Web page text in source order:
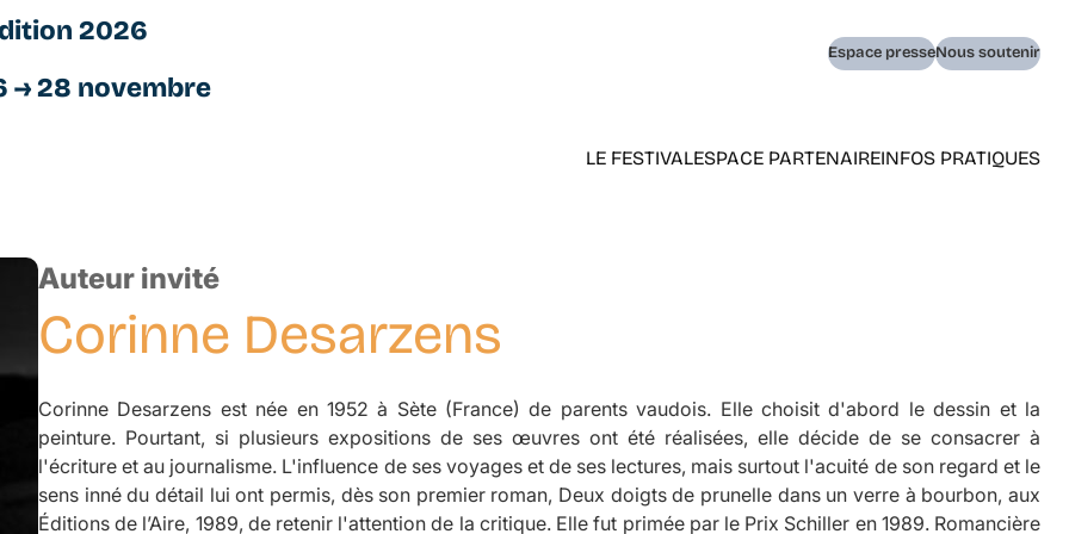
2026
→ 28 novembre
Navigation
LE FESTIVALESPACE PARTENAIREINFOS PRATIQUES
Navigation
Espace presseNous soutenir
Auteur invité
Corinne Desarzens
Corinne Desarzens est née en 1952 à Sète (France) de parents vaudois. Elle choisit d'abord le dessin et la
peinture. Pourtant, si plusieurs expositions de ses œuvres ont été réalisées, elle décide de se consacrer à
l'écriture et au journalisme. L'influence de ses voyages et de ses lectures, mais surtout l'acuité de son regard et le
sens inné du détail lui ont permis, dès son premier roman, Deux doigts de prunelle dans un verre à bourbon, aux
Éditions de l’Aire, 1989, de retenir l'attention de la critique. Elle fut primée par le Prix Schiller en 1989. Romancière